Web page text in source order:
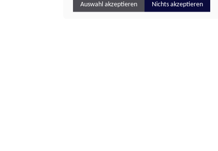
Auswahl akzeptieren Nichts akzeptieren